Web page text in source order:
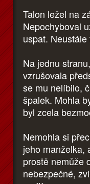
Talon ležel na
Nepochyboval
uspat.
Na jednu
vzrušovala
se mu nelíbilo,
špalek. Mohla
byl zcela
Nemohla si
jeho manželka,
prostě nemůže
nebezpečné,